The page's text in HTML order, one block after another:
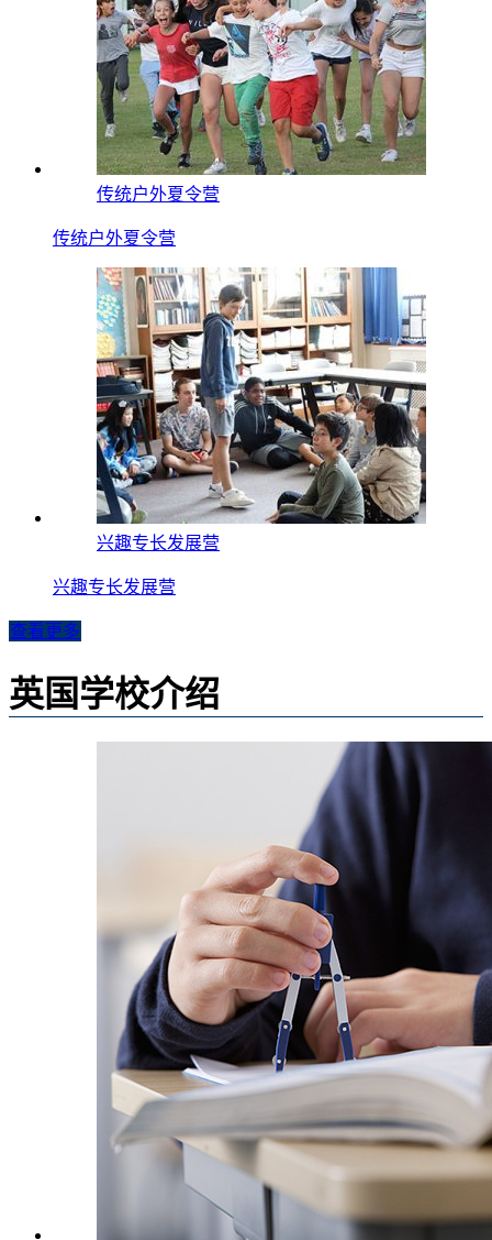
传统户外夏令营
传统户外夏令营
兴趣专长发展营
兴趣专长发展营
查看更多
英国学校介绍